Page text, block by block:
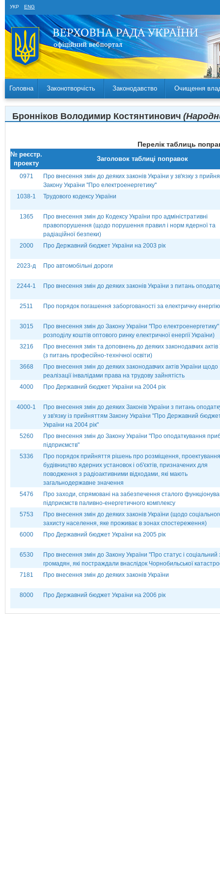
УКР ENG
Головна Законотворчість Законодавство Очищення
Бронніков Володимир Костянтинович
Перелік таблиць
№ реєстр.
проекту
Заголовок таблиці поправок
0971
Про внесення змін до деяких законів України у зв'язку з
Закону України ''Про електроенергетику''
1038-1
Трудового кодексу України
1365
Про внесення змін до Кодексу України про адміністративні
правопорушення (щодо порушення правил і норм ядерної та
радіаційної безпеки)
2000
Про Державний бюджет України на 2003 рік
2023-д Про автомобільні дороги
2244-1 Про внесення змін до деяких законів України з питань
2511 Про порядок погашення заборгованості за електричну енергію
3015
Про внесення змін до Закону України ''Про
розподілу коштів оптового ринку електричної енергії України)
3216
Про внесення змін та доповнень до деяких законодавчих актів
(з питань професійно-технічної освіти)
3668
Про внесення змін до деяких законодавчих актів України щодо
реалізації інвалідами права на трудову зайнятість
4000
Про Державний бюджет України на 2004 рік
4000-1
Про внесення змін до деяких Законів України з питань
у зв'язку із прийняттям Закону України "Про Державний
України на 2004 рік"
5260
Про внесення змін до Закону України "Про оподаткування
підприємств"
5336
Про порядок прийняття рішень про розміщення,
будівництво ядерних установок і об'єктів, призначених для
поводження з радіоактивними відходами, які мають
загальнодержавне значення
5476
Про заходи, спрямовані на забезпечення сталого
підприємств паливно-енергетичного комплексу
5753
Про внесення змін до деяких законів України (щодо
захисту населення, яке проживає в зонах спостереження)
6000
Про Державний бюджет України на 2005 рік
6530
Про внесення змін до Закону України ''Про статус і соціальний
громадян, які постраждали внаслідок Чорнобильської
7181
Про внесення змін до деяких законів України
8000 Про Державний бюджет України на 2006 рік